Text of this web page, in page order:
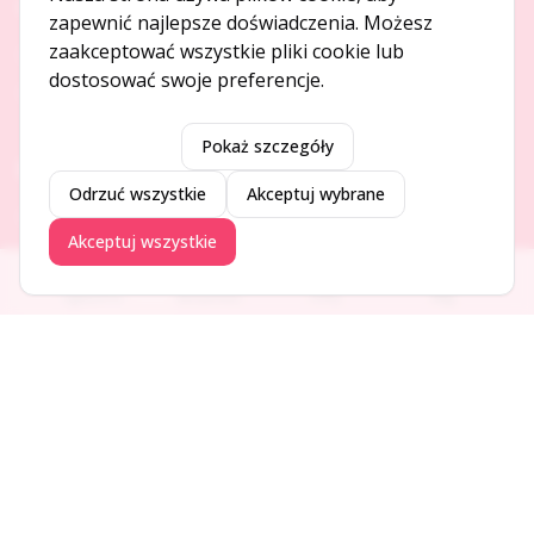
O NAS
O serwisie
Kontakt
DODAJ I PROMUJ
Dodaj ogłoszenie
Dodaj firmę
Promuj ogłoszenie
Ogłoszenia Aktualności Firmy Blog
zapewnić najlepsze doświadczenia. Możesz
zaakceptować wszystkie pliki cookie lub
dostosować swoje preferencje.
Pokaż szczegóły
Odrzuć wszystkie Akceptuj wybrane
Akceptuj wszystkie